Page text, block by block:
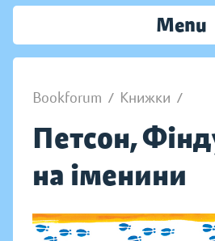
Menu
Bookforum / Книжки /
Петсон,
на іменини